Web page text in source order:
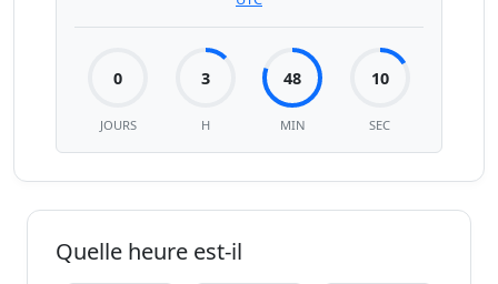
0
JOURS
3
H
48
MIN
11
SEC
Quelle heure est-il